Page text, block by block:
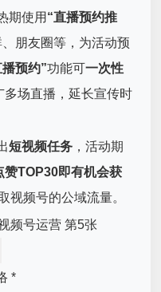
期使用 “直播预约推
朋友圈等，为活动预
预约”功能可一次性
多场直播，延长宣传时
短视频任务 ，活动期
赞TOP30即有机会获
视频号的公域流量。
*